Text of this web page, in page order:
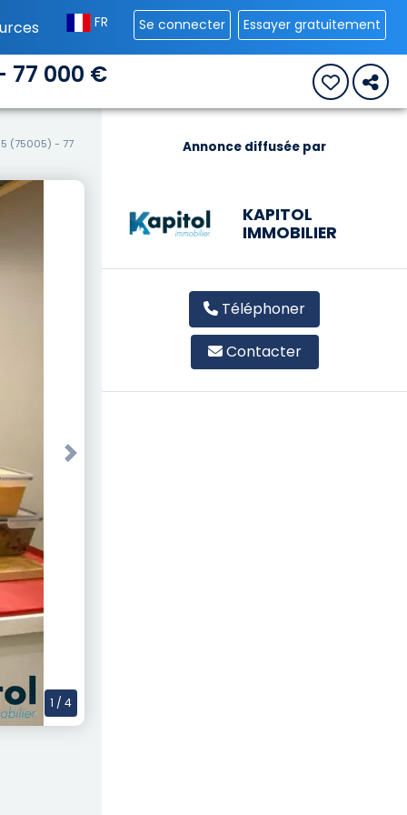
FR Se connecter Essayer gratuitement
77 000 €
(75005) - 77
Next
1 / 4
Annonce diffusée par
KAPITOL
IMMOBILIER
Téléphoner
Contacter